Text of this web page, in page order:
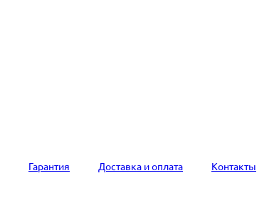
Гарантия Доставка и оплата Контакты